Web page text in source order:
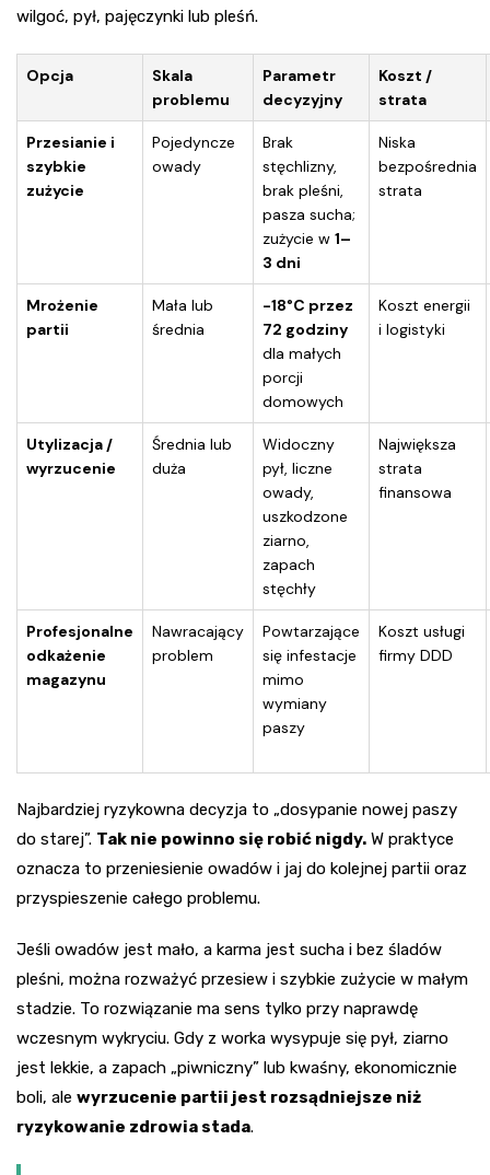
wilgoć, pył, pajęczynki lub pleśń.
Opcja
Skala
problemu
Parametr
decyzyjny
Koszt /
strata
Przesianie i
szybkie
zużycie
Pojedyncze
owady
Brak
stęchlizny,
brak pleśni,
pasza sucha;
zużycie w 1–
3 dni
Niska
bezpośrednia
strata
Mrożenie
partii
Mała lub
średnia
-18°C przez
72 godziny
dla małych
porcji
domowych
Koszt energii
i logistyki
Utylizacja /
wyrzucenie
Średnia lub
duża
Widoczny
pył, liczne
owady,
uszkodzone
ziarno,
zapach
stęchły
Największa
strata
finansowa
Profesjonalne
odkażenie
magazynu
Nawracający
problem
Powtarzające
się infestacje
mimo
wymiany
paszy
Koszt usługi
firmy DDD
Najbardziej ryzykowna decyzja to „dosypanie nowej paszy
do starej”. Tak nie powinno się robić nigdy. W praktyce
oznacza to przeniesienie owadów i jaj do kolejnej partii oraz
przyspieszenie całego problemu.
Jeśli owadów jest mało, a karma jest sucha i bez śladów
pleśni, można rozważyć przesiew i szybkie zużycie w małym
stadzie. To rozwiązanie ma sens tylko przy naprawdę
wczesnym wykryciu. Gdy z worka wysypuje się pył, ziarno
jest lekkie, a zapach „piwniczny” lub kwaśny, ekonomicznie
boli, ale wyrzucenie partii jest rozsądniejsze niż
ryzykowanie zdrowia stada.